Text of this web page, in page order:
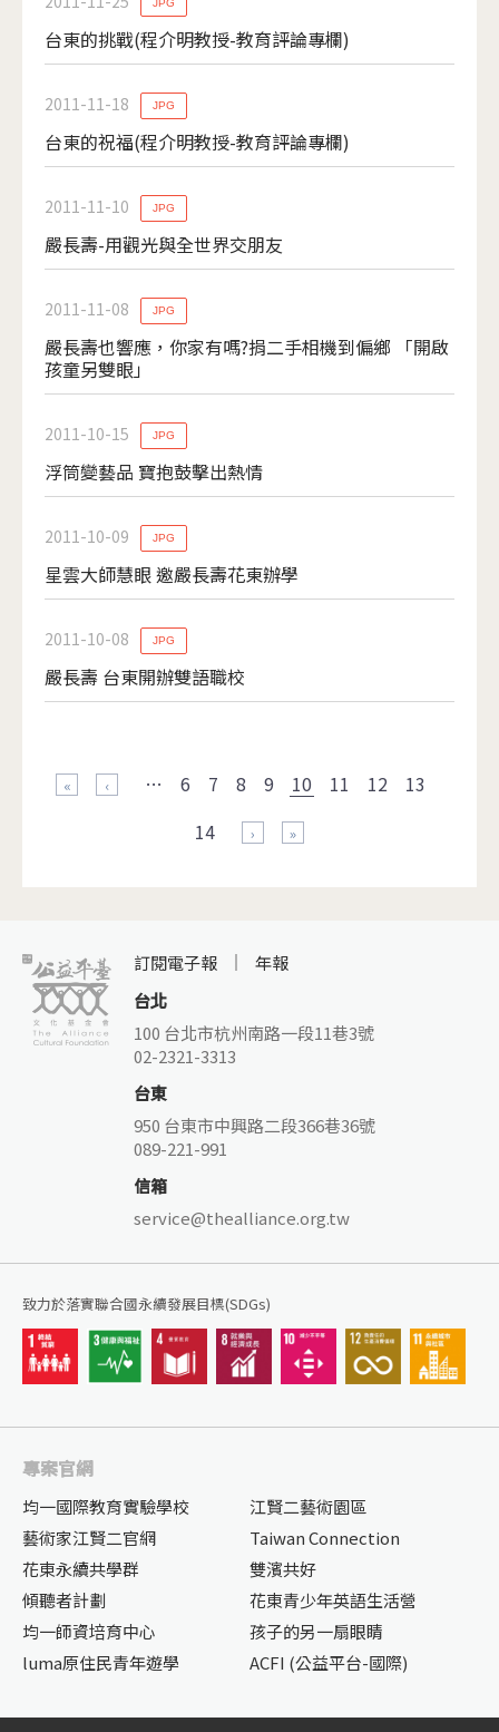
台東的挑戰(程介明教授-教育評論專欄)
JPG
2011-11-18
台東的祝福(程介明教授-教育評論專欄)
JPG
2011-11-10
嚴長壽-用觀光與全世界交朋友
JPG
2011-11-08
嚴長壽也響應，你家有嗎?捐二手相機到偏鄉 「開啟
孩童另雙眼」
JPG
2011-10-15
浮筒變藝品 寶抱鼓擊出熱情
JPG
2011-10-09
星雲大師慧眼 邀嚴長壽花東辦學
JPG
2011-10-08
嚴長壽 台東開辦雙語職校
JPG
… 6 7 8 9 10 11 12
13
14
訂閱電子報
年報
台北
100 台北市杭州南路一段11巷3號
02-2321-3313
台東
950 台東市中興路二段366巷36號
089-221-991
信箱
service@thealliance.org.tw
致力於落實聯合國永續發展目標(SDGs)
專案官網
均一國際教育實驗學校
江賢二藝術園區
藝術家江賢二官網
Taiwan Connection
花東永續共學群
雙濱共好
傾聽者計劃
花東青少年英語生活營
均一師資培育中心
孩子的另一扇眼睛
luma原住民青年遊學
ACFI (公益平台-國際)